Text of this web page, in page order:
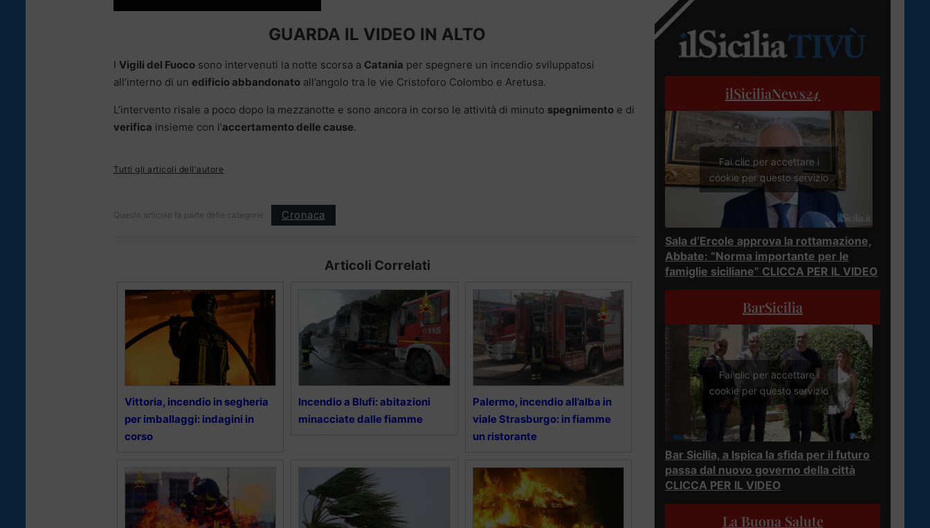
GUARDA IL VIDEO IN ALTO
I Vigili del Fuoco sono intervenuti la notte scorsa a Catania per spegnere un incendio sviluppatosi
all’interno di un edificio abbandonato all’angolo tra le vie Cristoforo Colombo e Aretusa.
L’intervento risale a poco dopo la mezzanotte e sono ancora in corso le attività di minuto spegnimento e di
verifica insieme con l’accertamento delle cause.
Tutti gli articoli dell'autore
Questo articolo fa parte delle categorie: Cronaca
Articoli Correlati
Vittoria, incendio in segheria
per imballaggi: indagini in
corso
Incendio a Blufi: abitazioni
minacciate dalle fiamme
Palermo, incendio all’alba in
viale Strasburgo: in fiamme
un ristorante
ilSiciliaNews24
Fai clic per accettare i
cookie per questo servizio
Sala d’Ercole approva la rottamazione,
Abbate: “Norma importante per le
famiglie siciliane” CLICCA PER IL VIDEO
BarSicilia
Fai clic per accettare i
cookie per questo servizio
Bar Sicilia, a Ispica la sfida per il futuro
passa dal nuovo governo della città
CLICCA PER IL VIDEO
La Buona Salute